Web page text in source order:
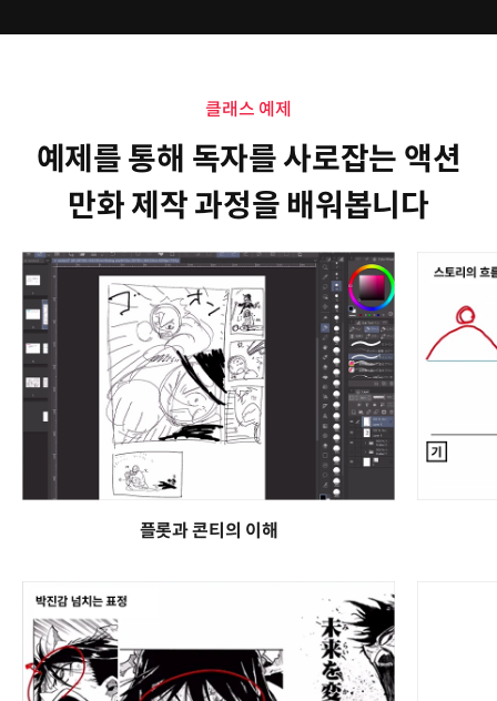
클래스 예제
예제를 통해 독자를 사로잡는 액션
만화 제작 과정을 배워봅니다
플롯과 콘티의 이해